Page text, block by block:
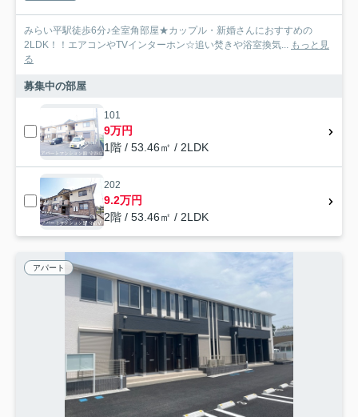
みらい平駅徒歩6分♪全室角部屋★カップル・新婚さんにおすすめの
2LDK！！エアコンやTVインターホン☆追い焚きや浴室換気...
もっと見
る
募集中の部屋
101
9万円
1階 / 53.46㎡ / 2LDK
202
9.2万円
2階 / 53.46㎡ / 2LDK
アパート